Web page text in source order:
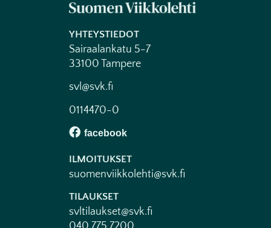
YHTEYSTIEDOT
Sairaalankatu 5-7
33100 Tampere
svl@svk.fi
0114470-0
ILMOITUKSET
suomenviikkolehti@svk.fi
TILAUKSET
svltilaukset@svk.fi